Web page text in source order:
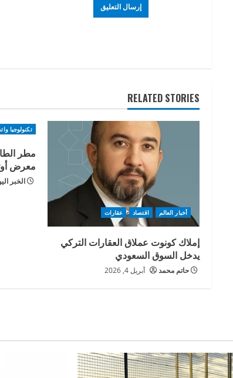
RELATED STORIES
أخبار العالم اقتصاد عقارات
إملاك كونوت عملاق العقارات التركي
يدخل السوق السعودي
حاتم محمد أبريل 4, 2026
تكنولوجيا
مطر
معرض
الخبر